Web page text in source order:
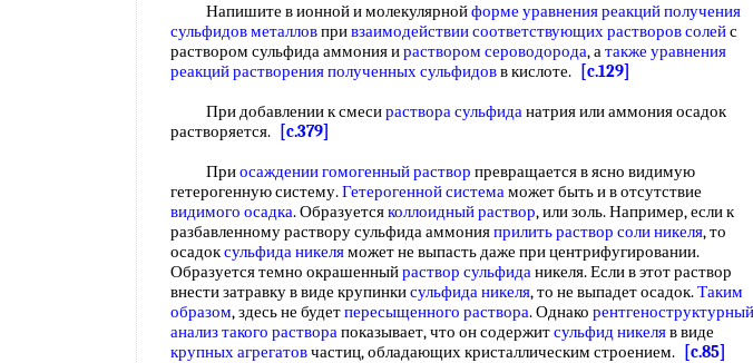
Напишите в ионной и молекулярнойформе уравнения реакцийполучения
сульфидов металловпривзаимодействии соответствующихрастворов солейс
раствором сульфида аммония ираствором сероводорода, атакже уравнения
реакций растворенияполученных сульфидовв кислоте.
[c.129]
При добавлении к смесираствора сульфиданатрия или аммония осадок
растворяется.
[c.379]
Приосаждении гомогенный раствор превращается в ясно видимую
гетерогенную систему.Гетерогенной системаможет быть и в отсутствие
видимого осадка. Образуетсяколлоидный раствор, или золь. Например, если к
разбавленному раствору сульфида аммонияприлить раствор соли никеля, то
осадоксульфида никеляможет не выпасть даже при центрифугировании.
Образуется темно окрашенныйраствор сульфиданикеля. Если в этот раствор
внести затравку в виде крупинкисульфида никеля, то не выпадет осадок.Таким
образом, здесь не будетпересыщенного раствора. Однако рентгеноструктурный
анализтакого растворапоказывает, что он содержитсульфид никеляв виде
крупных агрегатовчастиц, обладающих кристаллическим строением.
[c.85]